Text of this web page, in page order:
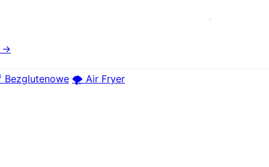
→
Bezglutenowe 🌪️ Air Fryer